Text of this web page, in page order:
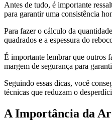
Antes de tudo, é importante
para garantir uma consistência
Para fazer o cálculo da
quadrados e a espessura do
É importante lembrar que outros
margem de segurança para
Seguindo essas dicas, você
técnicas que reduzam o
A Importância da